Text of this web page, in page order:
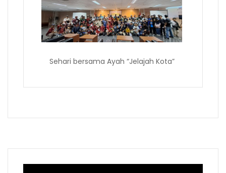
Sehari bersama Ayah “Jelajah Kota”